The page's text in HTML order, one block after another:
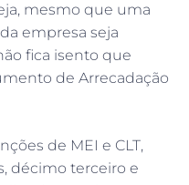
mesmo que uma
empresa seja
fica isento que
de Arrecadação
de MEI e CLT,
décimo terceiro e